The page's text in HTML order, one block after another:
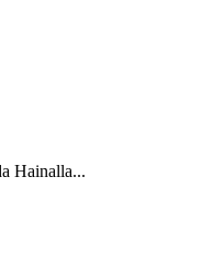
Hainalla...